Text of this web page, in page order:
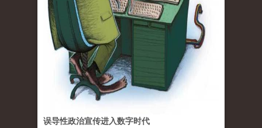
误导性政治宣传进入数字时代